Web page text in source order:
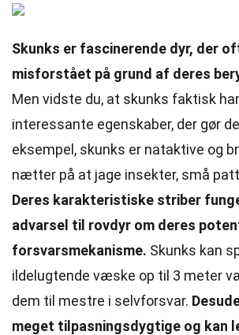
Skunks er fascinerende dyr, der
misforstået på grund af deres
Men vidste du, at skunks faktisk
interessante egenskaber, der gør
eksempel, skunks er nataktive og
nætter på at jage insekter, små
Deres karakteristiske striber
advarsel til rovdyr om deres
forsvarsmekanisme. Skunks kan
ildelugtende væske op til 3 meter
dem til mestre i selvforsvar.
meget tilpasningsdygtige og kan